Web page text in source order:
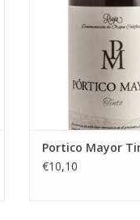
deze Tinto een
aroma van kers en
kruiden. Vol van
hoge
TOEVOEGEN AAN
Portico Mayor
€10,10